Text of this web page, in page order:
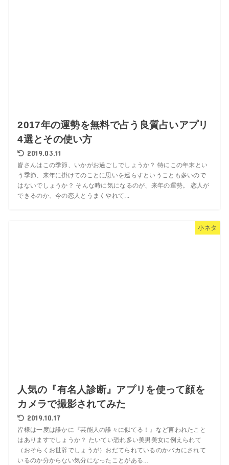
2017年の運勢を無料で占う良質占いアプリ
4選とその使い方
2019.03.11
皆さんはこの季節、いかがお過ごしでしょうか？ 特にこの年末とい
う季節、来年に掛けてのことに思いを巡らすということも多いので
はないでしょうか？ そんな時に気になるのが、来年の運勢。 恋人が
できるのか、今の恋人とうまくやれて...
小ネタ
人気の『有名人診断』アプリを使って顔を
カメラで撮影されてみた
2019.10.17
皆様は一度は誰かに『芸能人の誰々に似てる！』など言われたこと
はありますでしょうか？ たいてい恐れ多い美男美女に例えられて
（おそらくお世辞でしょうが）おだてられているのかバカにされて
いるのか分からない気分になったことがある...